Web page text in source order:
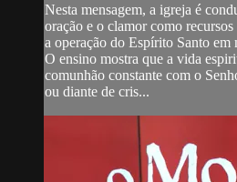
Nesta mensagem, a igreja é
oração e o clamor como
a operação do Espírito Santo em
O ensino mostra que a vida
comunhão constante com o
ou diante de cris...